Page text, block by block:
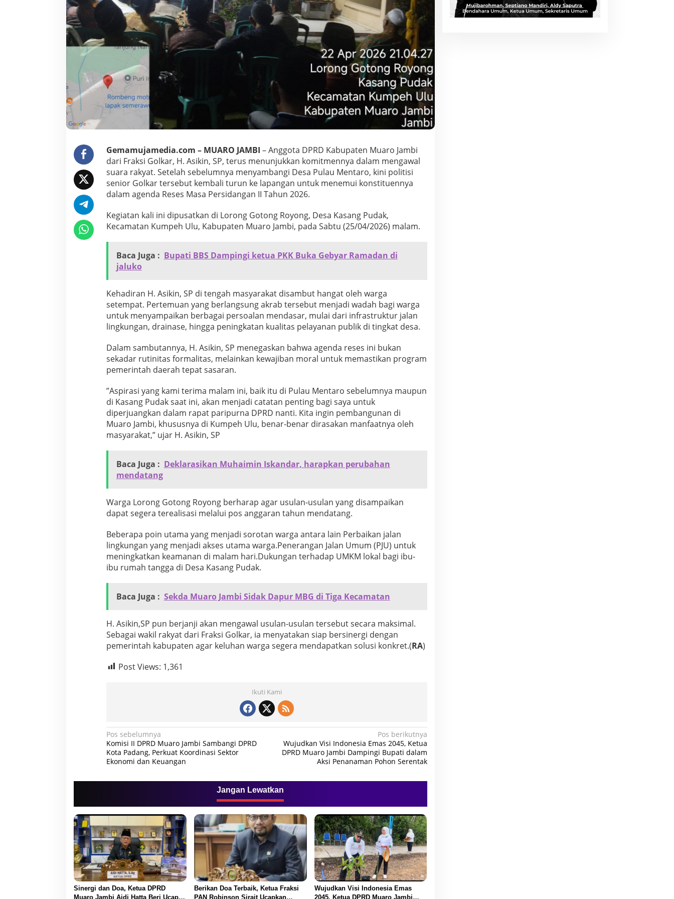
k
,
H
.
k
i
S
P
r
R
e
s
a
s
d
a
I
I
d
L
r
o
n
o
t
o
n
g
R
o
n
Gemamujamedia.com – ​MUARO JAMBI – Anggota DPRD Kabupaten Muaro Jambi
dari Fraksi Golkar, H. Asikin, SP, terus menunjukkan komitmennya dalam mengawal
suara rakyat. Setelah sebelumnya menyambangi Desa Pulau Mentaro, kini politisi
senior Golkar tersebut kembali turun ke lapangan untuk menemui konstituennya
dalam agenda Reses Masa Persidangan II Tahun 2026.
​Kegiatan kali ini dipusatkan di Lorong Gotong Royong, Desa Kasang Pudak,
Kecamatan Kumpeh Ulu, Kabupaten Muaro Jambi, pada Sabtu (25/04/2026) malam.
Baca Juga : Bupati BBS Dampingi ketua PKK Buka Gebyar Ramadan di
jaluko
​Kehadiran H. Asikin, SP di tengah masyarakat disambut hangat oleh warga
setempat. Pertemuan yang berlangsung akrab tersebut menjadi wadah bagi warga
untuk menyampaikan berbagai persoalan mendasar, mulai dari infrastruktur jalan
lingkungan, drainase, hingga peningkatan kualitas pelayanan publik di tingkat desa.
​Dalam sambutannya, H. Asikin, SP menegaskan bahwa agenda reses ini bukan
sekadar rutinitas formalitas, melainkan kewajiban moral untuk memastikan program
pemerintah daerah tepat sasaran.
​”Aspirasi yang kami terima malam ini, baik itu di Pulau Mentaro sebelumnya maupun
di Kasang Pudak saat ini, akan menjadi catatan penting bagi saya untuk
diperjuangkan dalam rapat paripurna DPRD nanti. Kita ingin pembangunan di
Muaro Jambi, khususnya di Kumpeh Ulu, benar-benar dirasakan manfaatnya oleh
masyarakat,” ujar H. Asikin, SP
Baca Juga : Deklarasikan Muhaimin Iskandar, harapkan perubahan
mendatang
​Warga Lorong Gotong Royong berharap agar usulan-usulan yang disampaikan
dapat segera terealisasi melalui pos anggaran tahun mendatang.
Beberapa poin utama yang menjadi sorotan warga antara lain ​Perbaikan jalan
lingkungan yang menjadi akses utama warga.Penerangan Jalan Umum (PJU) untuk
meningkatkan keamanan di malam hari.Dukungan terhadap UMKM lokal bagi ibu-
ibu rumah tangga di Desa Kasang Pudak.
Baca Juga : Sekda Muaro Jambi Sidak Dapur MBG di Tiga Kecamatan
​H. Asikin,SP pun berjanji akan mengawal usulan-usulan tersebut secara maksimal.
Sebagai wakil rakyat dari Fraksi Golkar, ia menyatakan siap bersinergi dengan
pemerintah kabupaten agar keluhan warga segera mendapatkan solusi konkret.(RA)
Post Views: 1,361
Ikuti Kami
N
a
v
i
a
s
i
p
o
s
Pos sebelumnya
Komisi II DPRD Muaro Jambi Sambangi DPRD
Kota Padang, Perkuat Koordinasi Sektor
Ekonomi dan Keuangan
Pos berikutnya
Wujudkan Visi Indonesia Emas 2045, Ketua
DPRD Muaro Jambi Dampingi Bupati dalam
Aksi Penanaman Pohon Serentak
Jangan Lewatkan
Sinergi dan Doa, Ketua DPRD
Muaro Jambi Aidi Hatta Beri Ucapan
Berikan Doa Terbaik, Ketua Fraksi
PAN Robinson Sirait Ucapkan
Wujudkan Visi Indonesia Emas
2045, Ketua DPRD Muaro Jambi